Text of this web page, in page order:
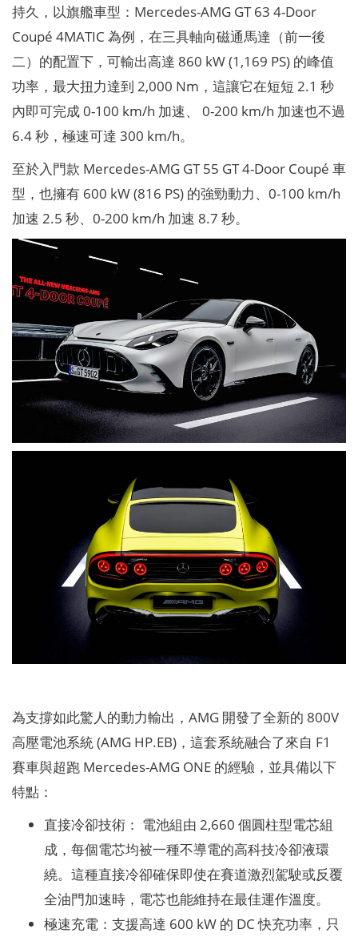
持久，以旗艦車型：Mercedes-AMG GT 63 4-Door
Coupé 4MATIC 為例，在三具軸向磁通馬達（前一後
二）的配置下，可輸出高達 860 kW (1,169 PS) 的峰值
功率，最大扭力達到 2,000 Nm，這讓它在短短 2.1 秒
內即可完成 0-100 km/h 加速、 0-200 km/h 加速也不過
6.4 秒，極速可達 300 km/h。
至於入門款 Mercedes-AMG GT 55 GT 4-Door Coupé 車
型，也擁有 600 kW (816 PS) 的強勁動力、0-100 km/h
加速 2.5 秒、0-200 km/h 加速 8.7 秒。
為支撐如此驚人的動力輸出，AMG 開發了全新的 800V
高壓電池系統 (AMG HP.EB)，這套系統融合了來自 F1
賽車與超跑 Mercedes-AMG ONE 的經驗，並具備以下
特點：
直接冷卻技術： 電池組由 2,660 個圓柱型電芯組
成，每個電芯均被一種不導電的高科技冷卻液環
繞。這種直接冷卻確保即使在賽道激烈駕駛或反覆
全油門加速時，電芯也能維持在最佳運作溫度。
極速充電：支援高達 600 kW 的 DC 快充功率，只